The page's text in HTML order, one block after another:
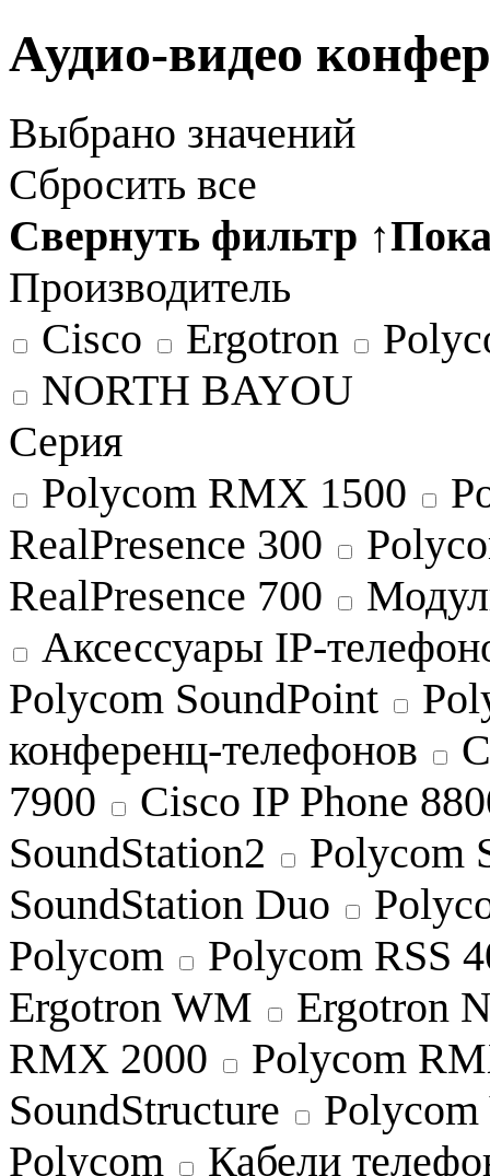
Аудио-видео
Выбрано значений
Сбросить все
Свернуть фильтр ↑
Производитель
Cisco
Ergotron
NORTH BAYOU
Серия
Polycom RMX 1500
RealPresence 300
RealPresence 700
Аксессуары IP-
Polycom SoundPoint
конференц-телефонов
7900
Cisco IP Phone
SoundStation2
Polycom
SoundStation Duo
Polycom
Polycom RSS
Ergotron WM
Ergotron
RMX 2000
Polycom
SoundStructure
Polycom
Кабели